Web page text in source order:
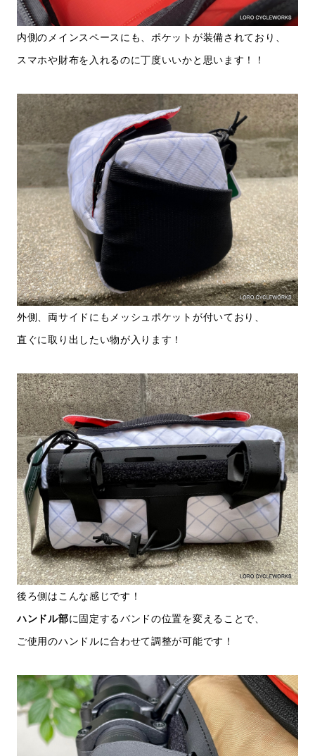
内側のメインスペースにも、ポケットが装備されており、
スマホや財布を入れるのに丁度いいかと思います！！
外側、両サイドにもメッシュポケットが付いており、
直ぐに取り出したい物が入ります！
後ろ側はこんな感じです！
ハンドル部に固定するバンドの位置を変えることで、
ご使用のハンドルに合わせて調整が可能です！